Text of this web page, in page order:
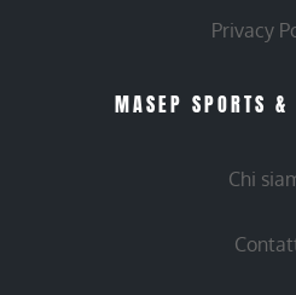
Privacy
MASEP SPORTS &
Chi